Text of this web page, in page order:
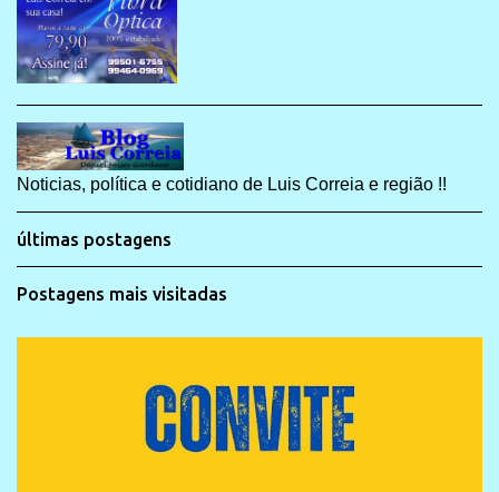
Noticias, política e cotidiano de Luis Correia e região !!
últimas postagens
Postagens mais visitadas